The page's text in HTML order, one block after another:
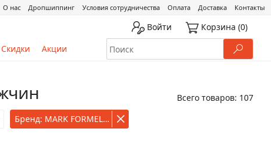
О нас Дропшиппинг Условия сотрудничества Оплата Доставка Контакты
Войти Корзина (0)
Скидки Акции
Всего товаров: 107
Бренд: MARK FORMELLE